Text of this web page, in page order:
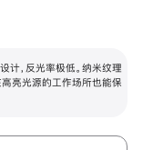
计，反光率极低。纳米纹理
高亮光源的工作场所也能保